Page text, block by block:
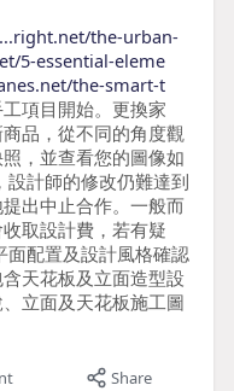
the-urban-
5-essential-eleme
the-smart-t
項目開始。更換家
品，從不同的角度觀
，並查看您的圖像如
計師的修改仍難達到
出中止合作。一般而
取設計費，若有疑
面配置及設計風格確認
天花板及立面造型設
立面及天花板施工圖
Share